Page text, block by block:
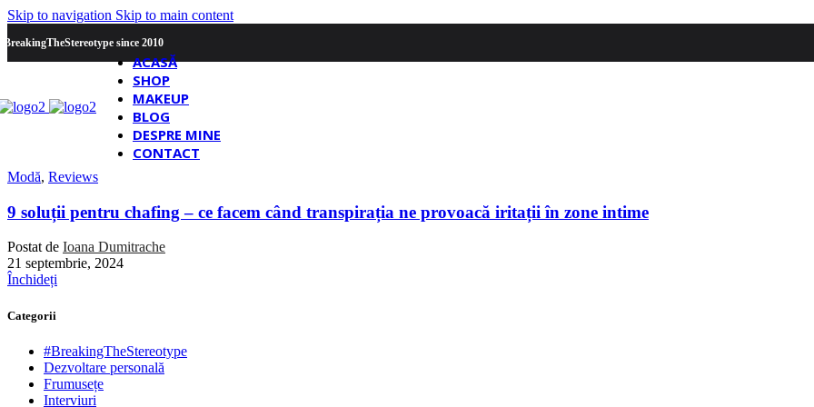
Skip to navigation Skip to main content
since 2010
ACASĂ
SHOP
MAKEUP
BLOG
DESPRE MINE
CONTACT
Modă, Reviews
9 soluții pentru chafing – ce facem când transpirația ne provoacă iritații în zone intime
Postat de Ioana Dumitrache
21 septembrie, 2024
Închideți
Categorii
#BreakingTheStereotype
Dezvoltare personală
Frumusețe
Interviuri